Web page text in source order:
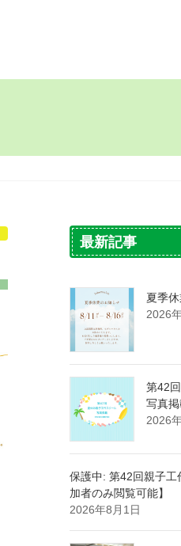
最新記事
夏季
2026
第42
写真掲
2026
保護中: 第42回親子工
加者のみ閲覧可能】
2026年8月1日